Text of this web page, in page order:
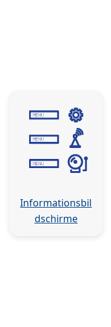
Informationsbil
dschirme